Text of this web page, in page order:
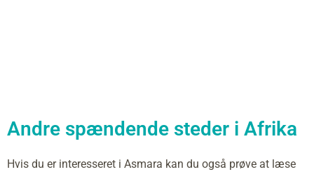
Andre spændende steder i Afrika
Hvis du er interesseret i Asmara kan du også prøve at læse